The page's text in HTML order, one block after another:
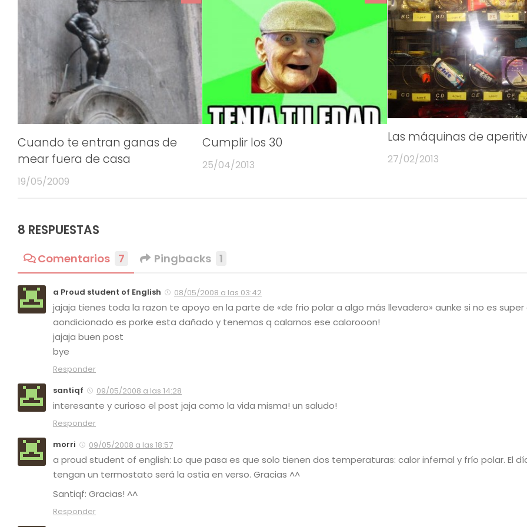
Cuando te entran ganas de
mear fuera de casa
19/05/2009
Cumplir los 30
25/04/2013
Las máquinas de
27/02/2013
8 RESPUESTAS
Comentarios 7 Pingbacks 1
a Proud student of English 08/05/2008 a las 03:42
jajaja tienes toda la razon te apoyo en la parte de «de frio polar a algo más llevadero» aunke si no es super
aondicionado es porke esta dañado y tenemos q calarnos ese calorooon!
jajaja buen post
bye
Responder
santiqf
09/05/2008 a las 14:28
interesante y curioso el post jaja como la vida misma! un saludo!
Responder
morri
09/05/2008 a las 18:57
a proud student of english: Lo que pasa es que solo tienen dos temperaturas: calor infernal y frío polar. El
tengan un termostato será la ostia en verso. Gracias ^^
Santiqf: Gracias! ^^
Responder